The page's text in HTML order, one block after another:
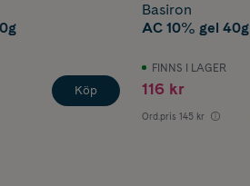
Köp
Basiron
AC 10% gel 40g
FINNS I LAGER
116 kr
Ord.pris 145 kr